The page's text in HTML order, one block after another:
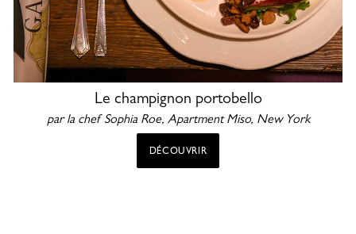
Le champignon portobello
par la chef Sophia Roe, Apartment Miso, New York
DÉCOUVRIR